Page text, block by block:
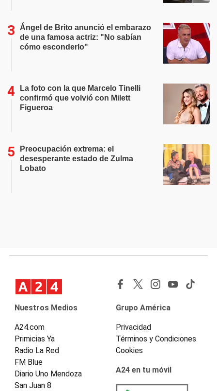
Ángel de Brito anunció el embarazo
de una famosa actriz: "No sabían
cómo esconderlo"
La foto con la que Marcelo Tinelli
confirmó que volvió con Milett
Figueroa
Preocupación extrema: el
desesperante estado de Zulma
Lobato
Nuestros Medios
A24.com
Primicias Ya
Radio La Red
FM Blue
Diario Uno Mendoza
San Juan 8
Grupo América
Privacidad
Términos y Condiciones
Cookies
A24 en tu móvil